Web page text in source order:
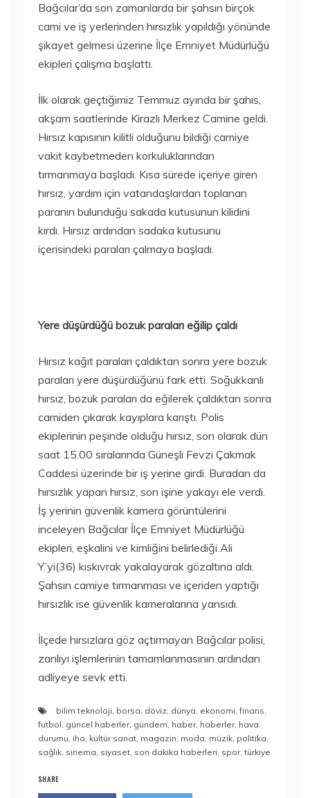
Bağcılar’da son zamanlarda bir şahsın birçok
cami ve iş yerlerinden hırsızlık yapıldığı yönünde
şikayet gelmesi üzerine İlçe Emniyet Müdürlüğü
ekipleri çalışma başlattı.
İlk olarak geçtiğimiz Temmuz ayında bir şahıs,
akşam saatlerinde Kirazlı Merkez Camine geldi.
Hırsız kapısının kilitli olduğunu bildiği camiye
vakit kaybetmeden korkuluklarından
tırmanmaya başladı. Kısa sürede içeriye giren
hırsız, yardım için vatandaşlardan toplanan
paranın bulunduğu sakada kutusunun kilidini
kırdı. Hırsız ardından sadaka kutusunu
içerisindeki paraları çalmaya başladı.
Yere düşürdüğü bozuk paraları eğilip çaldı
Hırsız kağıt paraları çaldıktan sonra yere bozuk
paraları yere düşürdüğünü fark etti. Soğukkanlı
hırsız, bozuk paraları da eğilerek çaldıktan sonra
camiden çıkarak kayıplara karıştı. Polis
ekiplerinin peşinde olduğu hırsız, son olarak dün
saat 15.00 sıralarında Güneşli Fevzi Çakmak
Caddesi üzerinde bir iş yerine girdi. Buradan da
hırsızlık yapan hırsız, son işine yakayı ele verdi.
İş yerinin güvenlik kamera görüntülerini
inceleyen Bağcılar İlçe Emniyet Müdürlüğü
ekipleri, eşkalini ve kimliğini belirlediği Ali
Y.’yi(36) kıskıvrak yakalayarak gözaltına aldı.
Şahsın camiye tırmanması ve içeriden yaptığı
hırsızlık ise güvenlik kameralarına yansıdı.
İlçede hırsızlara göz açtırmayan Bağcılar polisi,
zanlıyı işlemlerinin tamamlanmasının ardından
adliyeye sevk etti.
bilim teknoloji, borsa, döviz, dünya, ekonomi,finans,
futbol, güncel haberler, gündem, haber, haberler, hava
durumu, iha, kültür sanat, magazin, moda, müzik, politika,
sağlık, sinema, siyaset, son dakika haberleri, spor,türkiye
SHARE